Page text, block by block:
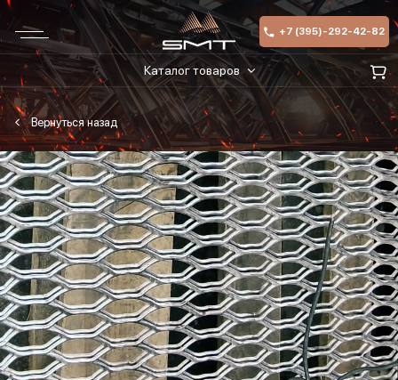
+7 (395)-292-42-82
Каталог товаров